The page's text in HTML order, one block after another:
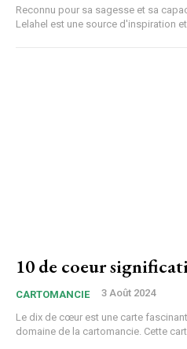
Reconnu pour sa sagesse et sa
Lelahel est une source d'inspiration
10 de coeur
CARTOMANCIE 3 Août 2024
Le dix de cœur est une carte
domaine de la cartomancie. Cette